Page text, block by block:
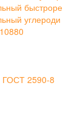
быстроре
углероди
ГОСТ 2590-8